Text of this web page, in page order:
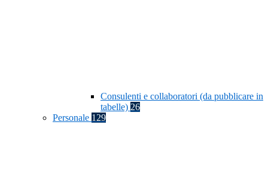
Consulenti e collaboratori (da pubblicare in
tabelle) 26
Personale 129